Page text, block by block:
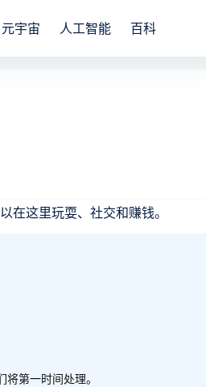
元宇宙 人工智能 百科
这里玩耍、社交和赚钱。
第一时间处理。